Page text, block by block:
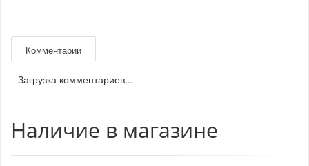
Комментарии
Загрузка комментариев...
Наличие в магазине